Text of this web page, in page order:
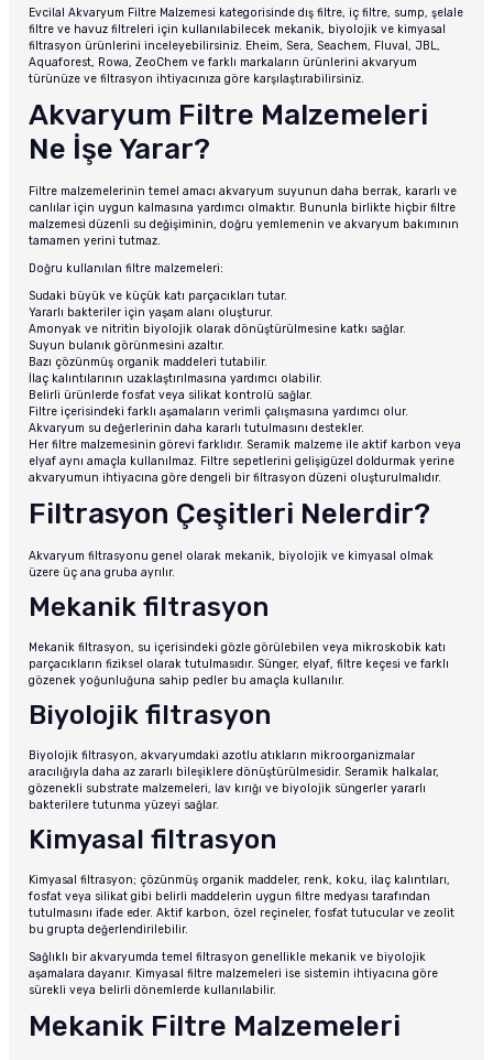
Evcilal Akvaryum Filtre Malzemesi kategorisinde dış filtre, iç filtre, sump, şelale
filtre ve havuz filtreleri için kullanılabilecek mekanik, biyolojik ve kimyasal
filtrasyon ürünlerini inceleyebilirsiniz. Eheim, Sera, Seachem, Fluval, JBL,
Aquaforest, Rowa, ZeoChem ve farklı markaların ürünlerini akvaryum
türünüze ve filtrasyon ihtiyacınıza göre karşılaştırabilirsiniz.
Akvaryum Filtre Malzemeleri
Ne İşe Yarar?
Filtre malzemelerinin temel amacı akvaryum suyunun daha berrak, kararlı ve
canlılar için uygun kalmasına yardımcı olmaktır. Bununla birlikte hiçbir filtre
malzemesi düzenli su değişiminin, doğru yemlemenin ve akvaryum bakımının
tamamen yerini tutmaz.
Doğru kullanılan filtre malzemeleri:
Sudaki büyük ve küçük katı parçacıkları tutar.
Yararlı bakteriler için yaşam alanı oluşturur.
Amonyak ve nitritin biyolojik olarak dönüştürülmesine katkı sağlar.
Suyun bulanık görünmesini azaltır.
Bazı çözünmüş organik maddeleri tutabilir.
İlaç kalıntılarının uzaklaştırılmasına yardımcı olabilir.
Belirli ürünlerde fosfat veya silikat kontrolü sağlar.
Filtre içerisindeki farklı aşamaların verimli çalışmasına yardımcı olur.
Akvaryum su değerlerinin daha kararlı tutulmasını destekler.
Her filtre malzemesinin görevi farklıdır. Seramik malzeme ile aktif karbon veya
elyaf aynı amaçla kullanılmaz. Filtre sepetlerini gelişigüzel doldurmak yerine
akvaryumun ihtiyacına göre dengeli bir filtrasyon düzeni oluşturulmalıdır.
Filtrasyon Çeşitleri Nelerdir?
Akvaryum filtrasyonu genel olarak mekanik, biyolojik ve kimyasal olmak
üzere üç ana gruba ayrılır.
Mekanik filtrasyon
Mekanik filtrasyon, su içerisindeki gözle görülebilen veya mikroskobik katı
parçacıkların fiziksel olarak tutulmasıdır. Sünger, elyaf, filtre keçesi ve farklı
gözenek yoğunluğuna sahip pedler bu amaçla kullanılır.
Biyolojik filtrasyon
Biyolojik filtrasyon, akvaryumdaki azotlu atıkların mikroorganizmalar
aracılığıyla daha az zararlı bileşiklere dönüştürülmesidir. Seramik halkalar,
gözenekli substrate malzemeleri, lav kırığı ve biyolojik süngerler yararlı
bakterilere tutunma yüzeyi sağlar.
Kimyasal filtrasyon
Kimyasal filtrasyon; çözünmüş organik maddeler, renk, koku, ilaç kalıntıları,
fosfat veya silikat gibi belirli maddelerin uygun filtre medyası tarafından
tutulmasını ifade eder. Aktif karbon, özel reçineler, fosfat tutucular ve zeolit
bu grupta değerlendirilebilir.
Sağlıklı bir akvaryumda temel filtrasyon genellikle mekanik ve biyolojik
aşamalara dayanır. Kimyasal filtre malzemeleri ise sistemin ihtiyacına göre
sürekli veya belirli dönemlerde kullanılabilir.
Mekanik Filtre Malzemeleri